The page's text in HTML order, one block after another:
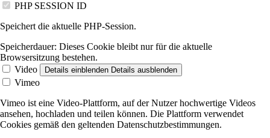
PHP SESSION ID
Speichert die aktuelle PHP-Session.
Speicherdauer: Dieses Cookie bleibt nur für die aktuelle
Browsersitzung bestehen.
Video
Details einblenden Details ausblenden
Vimeo
Vimeo ist eine Video-Plattform, auf der Nutzer hochwertige Videos
ansehen, hochladen und teilen können. Die Plattform verwendet
Cookies gemäß den geltenden Datenschutzbestimmungen.